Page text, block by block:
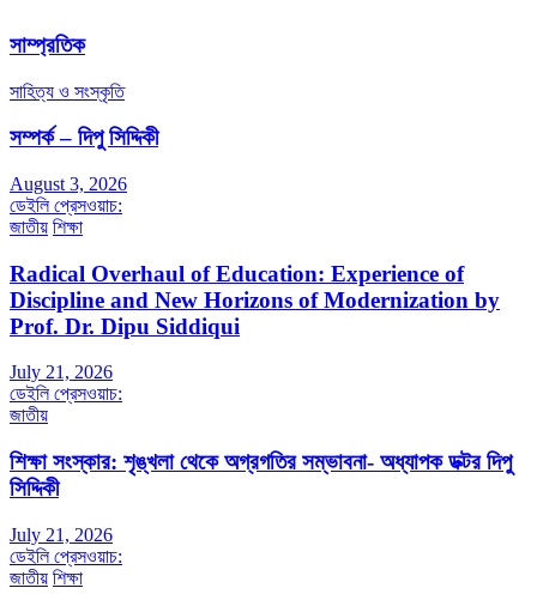
সাম্প্রতিক
সাহিত্য ও সংস্কৃতি
সম্পর্ক – দিপু সিদ্দিকী
August 3, 2026
ডেইলি প্রেসওয়াচ:
জাতীয় শিক্ষা
Radical Overhaul of Education: Experience of
Discipline and New Horizons of Modernization by
Prof. Dr. Dipu Siddiqui
July 21, 2026
ডেইলি প্রেসওয়াচ:
জাতীয়
শিক্ষা সংস্কার: শৃঙ্খলা থেকে অগ্রগতির সম্ভাবনা- অধ্যাপক ডক্টর দিপু
সিদ্দিকী
July 21, 2026
ডেইলি প্রেসওয়াচ:
জাতীয় শিক্ষা